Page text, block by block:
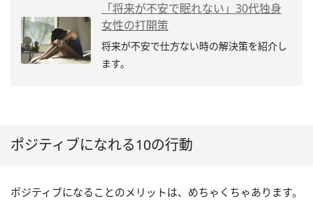
「将来が不安で眠れない」30代独身
女性の打開策
将来が不安で仕方ない時の解決策を紹介し
ます。
ポジティブになれる10の行動
ポジティブになることのメリットは、めちゃくちゃあります。